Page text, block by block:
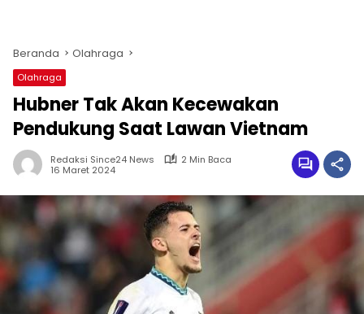
Beranda Olahraga
Olahraga
Hubner Tak Akan Kecewakan
Pendukung Saat Lawan Vietnam
Redaksi Since24 News
2 Min Baca
16 Maret 2024